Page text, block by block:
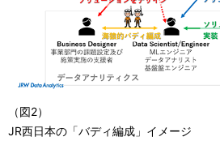
（図2）
JR西日本の「バディ編成」イメージ